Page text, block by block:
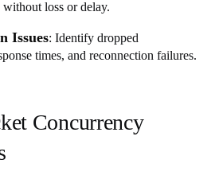
loss or delay.
Issues: Identify dropped
times, and reconnection failures.
Concurrency